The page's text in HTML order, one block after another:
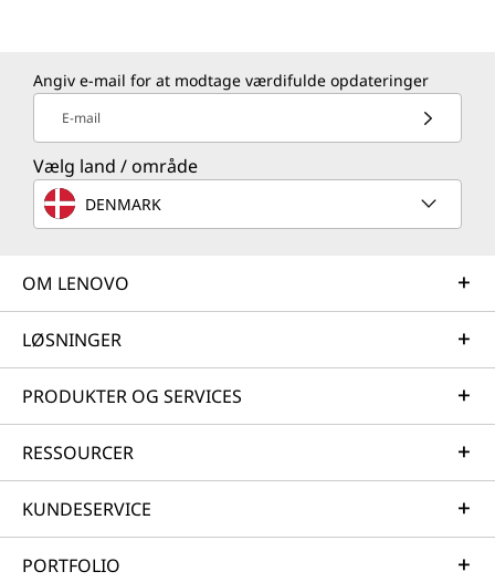
Angiv e-mail for at modtage værdifulde opdateringer
E-mail
Vælg land / område
DENMARK
OM LENOVO
LØSNINGER
PRODUKTER OG SERVICES
RESSOURCER
KUNDESERVICE
PORTFOLIO